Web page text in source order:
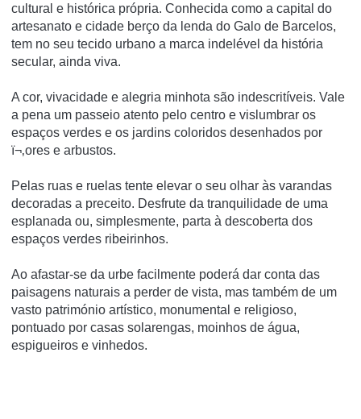
cultural e histórica própria. Conhecida como a capital do
artesanato e cidade berço da lenda do Galo de Barcelos,
tem no seu tecido urbano a marca indelével da história
secular, ainda viva.
A cor, vivacidade e alegria minhota são indescritíveis. Vale
a pena um passeio atento pelo centro e vislumbrar os
espaços verdes e os jardins coloridos desenhados por
ï¬‚ores e arbustos.
Pelas ruas e ruelas tente elevar o seu olhar às varandas
decoradas a preceito. Desfrute da tranquilidade de uma
esplanada ou, simplesmente, parta à descoberta dos
espaços verdes ribeirinhos.
Ao afastar-se da urbe facilmente poderá dar conta das
paisagens naturais a perder de vista, mas também de um
vasto património artístico, monumental e religioso,
pontuado por casas solarengas, moinhos de água,
espigueiros e vinhedos.